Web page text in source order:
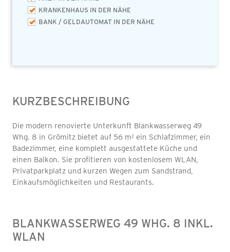
KRANKENHAUS IN DER NÄHE
BANK / GELDAUTOMAT IN DER NÄHE
KURZBESCHREIBUNG
Die modern renovierte Unterkunft Blankwasserweg 49
Whg. 8 in Grömitz bietet auf 56 m² ein Schlafzimmer, ein
Badezimmer, eine komplett ausgestattete Küche und
einen Balkon. Sie profitieren von kostenlosem WLAN,
Privatparkplatz und kurzen Wegen zum Sandstrand,
Einkaufsmöglichkeiten und Restaurants.
BLANKWASSERWEG 49 WHG. 8 INKL.
WLAN